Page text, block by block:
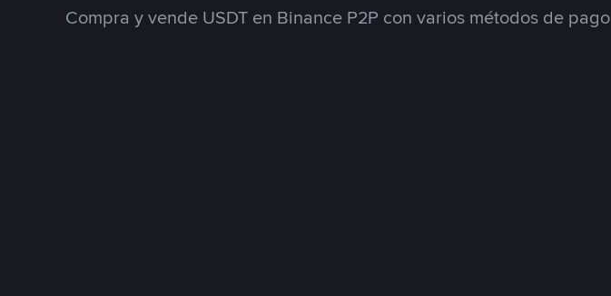
Compra y vende USDT en Binance P2P con varios métodos de pago